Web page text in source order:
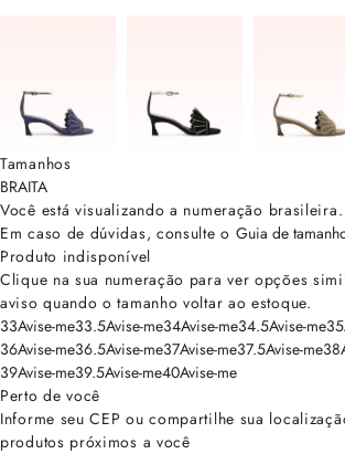
Tamanhos
BRAITA
Você está visualizando a numeração brasileira.
Em caso de dúvidas, consulte o Guia de
Produto indisponível
Clique na sua numeração para ver opções
aviso quando o tamanho voltar ao estoque.
33Avise-me33.5Avise-me34Avise-me34.5Avise-me35
36Avise-me36.5Avise-me37Avise-me37.5Avise-me38
39Avise-me39.5Avise-me40Avise-me
Perto de você
Informe seu CEP ou compartilhe sua
produtos próximos a você